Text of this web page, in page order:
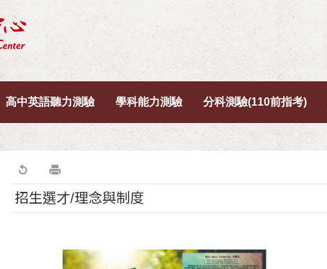
高中英語聽力測驗 學科能力測驗 分科測驗(110前指考)
招生選才/理念與制度